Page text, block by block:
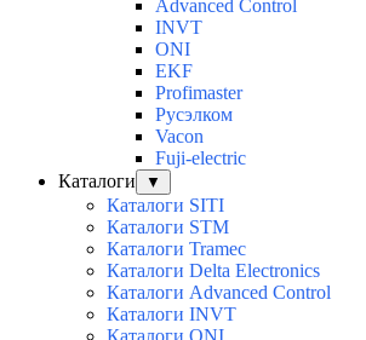
Advanced Control
INVT
ONI
EKF
Profimaster
Русэлком
Vacon
Fuji-electric
Каталоги
▼
Каталоги SITI
Каталоги STM
Каталоги Tramec
Каталоги Delta Electronics
Каталоги Advanced Control
Каталоги INVT